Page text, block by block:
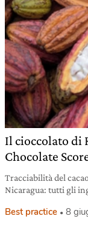
Il cioccolato di
Chocolate
Tracciabilità del
Nicaragua: tutti gli
Best practice 8